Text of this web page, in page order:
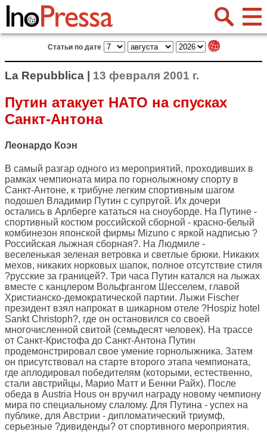
Статьи по дате
La Repubblica | 13 февраля 2001 г.
Путин атакует НАТО на спусках
Санкт-Антона
Леонардо Коэн
В самый разгар одного из мероприятий, проходивших в
рамках чемпионата мира по горнолыжному спорту в
Санкт-Антоне, к трибуне легким спортивным шагом
подошел Владимир Путин с супругой. Их дочери
остались в Арлберге кататься на сноуборде. На Путине -
спортивный костюм российской сборной - красно-белый
комбинезон японской фирмы Mizuno с яркой надписью ?
Российская лыжная сборная?. На Людмиле -
веселенькая зеленая ветровка и светлые брюки. Никаких
мехов, никаких норковых шапок, полное отсутствие стиля
?русские за границей?. Три часа Путин катался на лыжах
вместе с канцлером Вольфгангом Шесселем, главой
Христианско-демократической партии. Лыжи Fischer
президент взял напрокат в шикарном отеле ?Hospiz hotel
Sankt Christoph?, где он остановился со своей
многочисленной свитой (семьдесят человек). На трассе
от Санкт-Кристофа до Санкт-Антона Путин
продемонстрировал свое умение горнолыжника. Затем
он присутствовал на старте второго этапа чемпионата,
где аплодировал победителям (которыми, естественно,
стали австрийцы, Марио Матт и Бенни Райх). После
обеда в Austria Hous он вручил награду новому чемпиону
мира по специальному слалому. Для Путина - успех на
публике, для Австрии - дипломатический триумф,
серьезные ?дивиденды? от спортивного мероприятия.